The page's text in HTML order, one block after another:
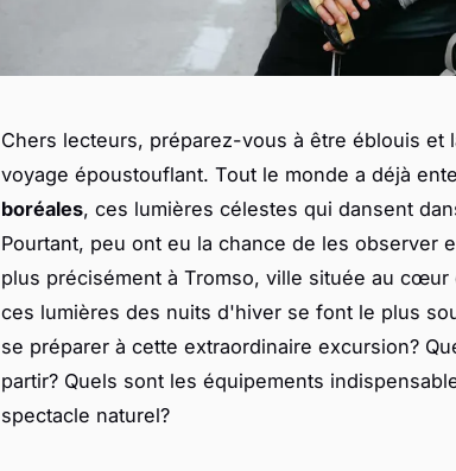
Chers lecteurs, préparez-vous à être éblouis et
voyage époustouflant. Tout le monde a déjà
boréales, ces lumières célestes qui dansent
Pourtant, peu ont eu la chance de les observer
plus précisément à Tromso, ville située au
ces lumières des nuits d'hiver se font le plus
se préparer à cette extraordinaire excursion?
partir? Quels sont les équipements
spectacle naturel?